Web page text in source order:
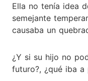
Ella no tenía idea
semejante
causaba un
¿Y si su hijo no
futuro?, ¿qué iba a